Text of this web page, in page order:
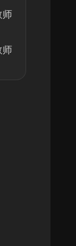
师
师